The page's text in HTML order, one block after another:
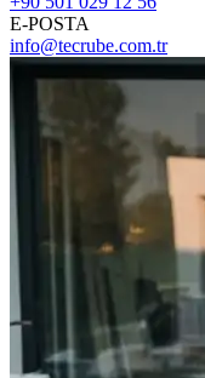
E-POSTA
info@tecrube.com.tr